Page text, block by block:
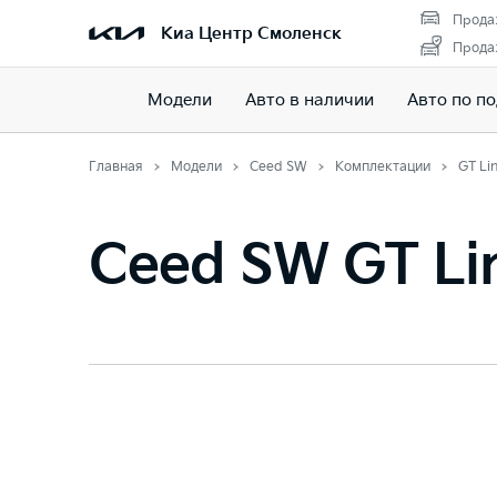
Киа Центр Смоленск
Модели Авто в наличии Авто по
Главная Модели Ceed SW Комплектации GT
Ceed SW GT